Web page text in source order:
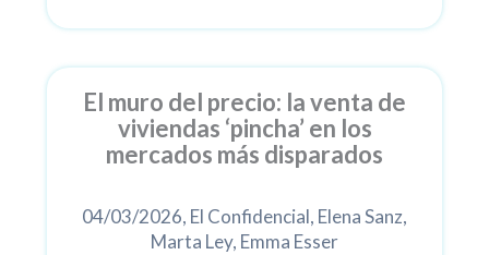
El muro del precio: la venta de
viviendas ‘pincha’ en los
mercados más disparados
04/03/2026, El Confidencial, Elena Sanz,
Marta Ley, Emma Esser